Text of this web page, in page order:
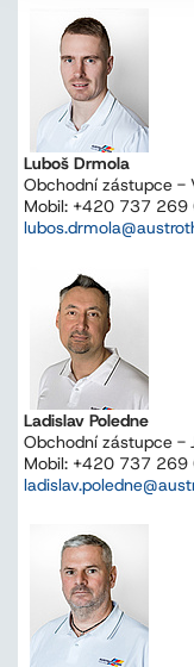
Luboš Drmola
Obchodní zástupce -
Mobil: +420 737 269
Ladislav Poledne
Obchodní zástupce -
Mobil: +420 737 269